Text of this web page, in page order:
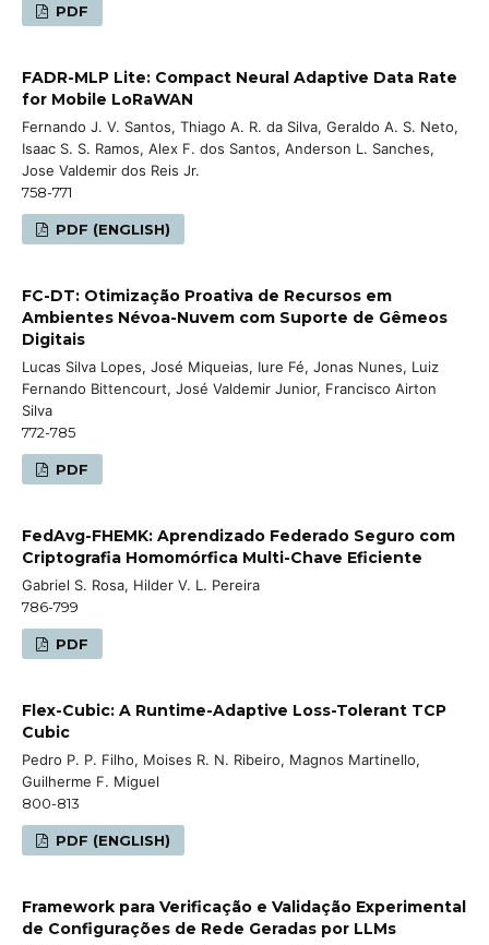
PDF
FADR-MLP Lite: Compact Neural Adaptive Data Rate
for Mobile LoRaWAN
Fernando J. V. Santos, Thiago A. R. da Silva, Geraldo A. S. Neto,
Isaac S. S. Ramos, Alex F. dos Santos, Anderson L. Sanches,
Jose Valdemir dos Reis Jr.
758-771
PDF (ENGLISH)
FC-DT: Otimização Proativa de Recursos em
Ambientes Névoa-Nuvem com Suporte de Gêmeos
Digitais
Lucas Silva Lopes, José Miqueias, Iure Fé, Jonas Nunes, Luiz
Fernando Bittencourt, José Valdemir Junior, Francisco Airton
Silva
772-785
PDF
FedAvg-FHEMK: Aprendizado Federado Seguro com
Criptografia Homomórfica Multi-Chave Eficiente
Gabriel S. Rosa, Hilder V. L. Pereira
786-799
PDF
Flex-Cubic: A Runtime-Adaptive Loss-Tolerant TCP
Cubic
Pedro P. P. Filho, Moises R. N. Ribeiro, Magnos Martinello,
Guilherme F. Miguel
800-813
PDF (ENGLISH)
Framework para Verificação e Validação Experimental
de Configurações de Rede Geradas por LLMs